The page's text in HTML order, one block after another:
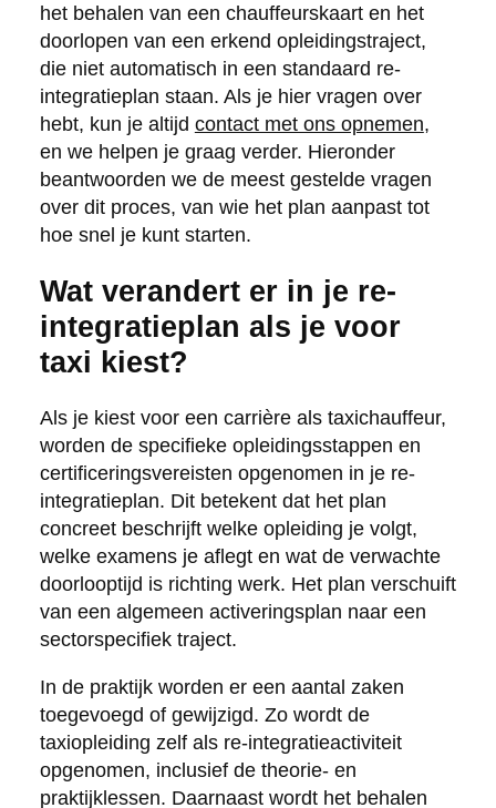
het behalen van een chauffeurskaart en het
doorlopen van een erkend opleidingstraject,
die niet automatisch in een standaard re-
integratieplan staan. Als je hier vragen over
hebt, kun je altijd contact met ons opnemen,
en we helpen je graag verder. Hieronder
beantwoorden we de meest gestelde vragen
over dit proces, van wie het plan aanpast tot
hoe snel je kunt starten.
Wat verandert er in je re-
integratieplan als je voor
taxi kiest?
Als je kiest voor een carrière als taxichauffeur,
worden de specifieke opleidingsstappen en
certificeringsvereisten opgenomen in je re-
integratieplan. Dit betekent dat het plan
concreet beschrijft welke opleiding je volgt,
welke examens je aflegt en wat de verwachte
doorlooptijd is richting werk. Het plan verschuift
van een algemeen activeringsplan naar een
sectorspecifiek traject.
In de praktijk worden er een aantal zaken
toegevoegd of gewijzigd. Zo wordt de
taxiopleiding zelf als re-integratieactiviteit
opgenomen, inclusief de theorie- en
praktijklessen. Daarnaast wordt het behalen